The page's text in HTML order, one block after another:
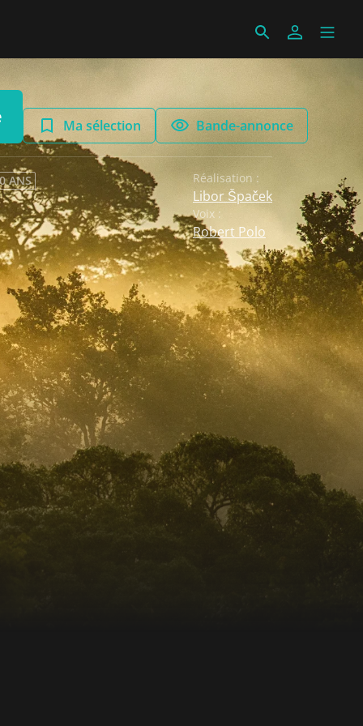
Ma sélection Bande-annonce
ANS Réalisation :
Libor Špaček
Voix :
Robert Polo